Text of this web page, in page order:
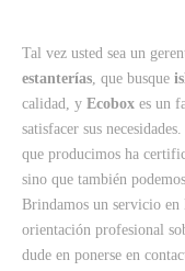
Tal vez usted sea un
estanterías, que busque
calidad, y Ecobox es un
satisfacer sus
que producimos ha
sino que también
Brindamos un servicio en
orientación profesional
dude en ponerse en